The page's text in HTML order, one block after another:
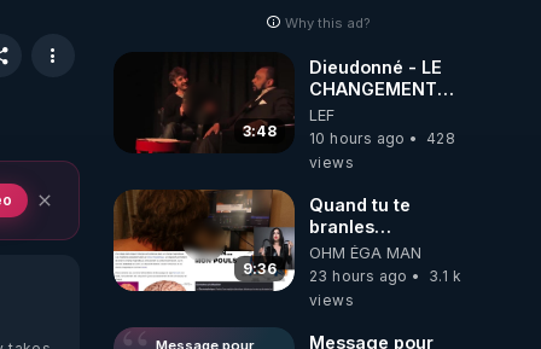
Why this ad?
3:48
Dieudonné - LE
CHANGEMENT
C'EST
MAINTENANT
LEF
10 hours ago
428
views
9:36
Quand tu te
branles
bonhomme tu
émets des ondes
ils ont juste omis
OHM ÉGA MAN
23 hours ago
3.1 k
views
Message pour
Message pour